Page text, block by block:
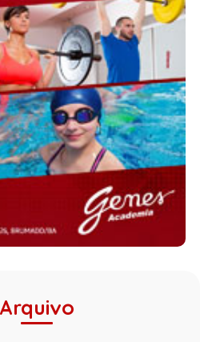
Arquivo